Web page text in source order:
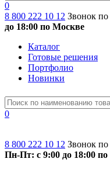
0
8 800 222 10 12 Звонок
до 18:00 по Москве
Каталог
Готовые решения
Портфолио
Новинки
0
8 800 222 10 12 Звонок
Пн-Пт: с 9:00 до 18:00